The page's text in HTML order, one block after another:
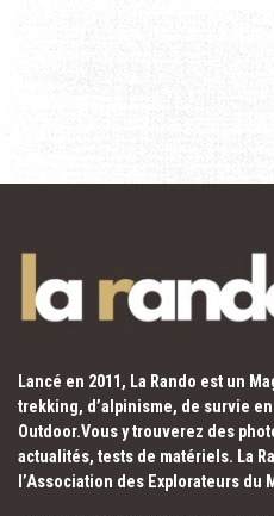
Lancé en 2011, La Rando est un
trekking, d’alpinisme, de survie
Outdoor.Vous y trouverez des
actualités, tests de matériels. La
l’Association des Explorateurs du